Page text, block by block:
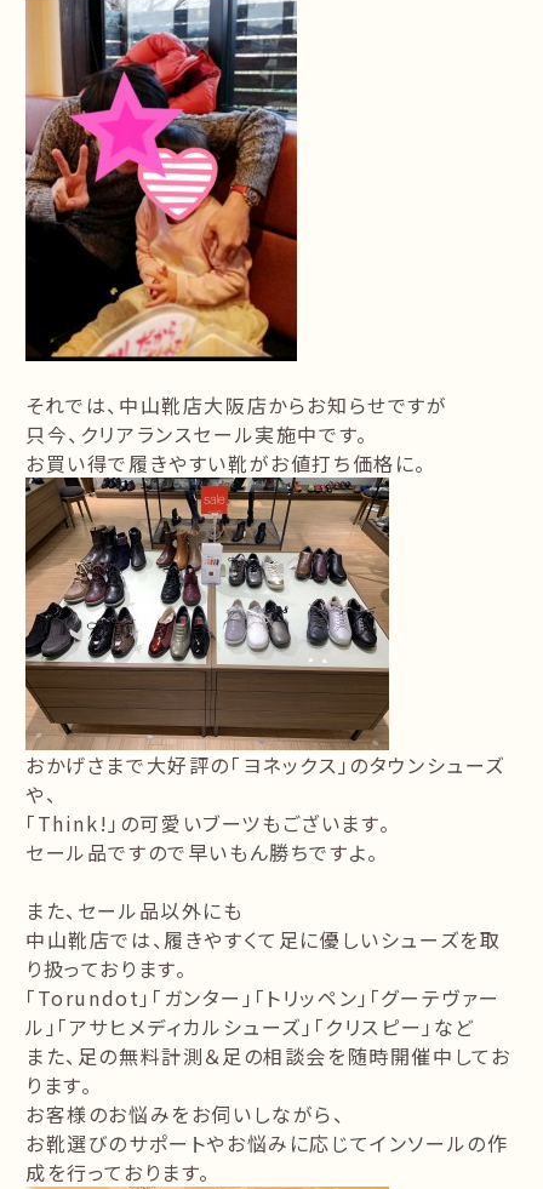
それでは、中山靴店大阪店からお知らせですが
只今、クリアランスセール実施中です。
お買い得で履きやすい靴がお値打ち価格に。
おかげさまで大好評の「ヨネックス」のタウンシューズ
や、
「Think!」の可愛いブーツもございます。
セール品ですので早いもん勝ちですよ。
また、セール品以外にも
中山靴店では、履きやすくて足に優しいシューズを取
り扱っております。
「Torundot」「ガンター」「トリッペン」「グーテヴァー
ル」「アサヒメディカルシューズ」「クリスピー」など
また、足の無料計測＆足の相談会を随時開催中してお
ります。
お客様のお悩みをお伺いしながら、
お靴選びのサポートやお悩みに応じてインソールの作
成を行っております。